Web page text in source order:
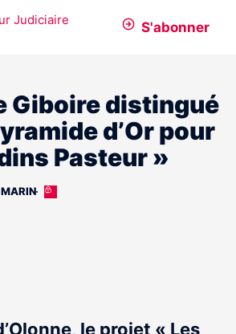
S'abonner
Giboire distingué
d’Or pour
Pasteur »
Cet
le projet « Les